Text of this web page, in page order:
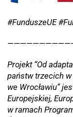
#FunduszeUE
Projekt “Od
państw trzecich
we Wrocławiu”
Europejskiej,
w ramach